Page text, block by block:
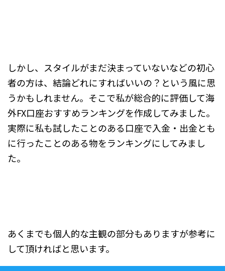
しかし、スタイルがまだ決まっていないなどの初心
者の方は、結論どれにすればいいの？という風に思
うかもしれません。そこで私が総合的に評価して海
外FX口座おすすめランキングを作成してみました。
実際に私も試したことのある口座で入金・出金とも
に行ったことのある物をランキングにしてみまし
た。
あくまでも個人的な主観の部分もありますが参考に
して頂ければと思います。